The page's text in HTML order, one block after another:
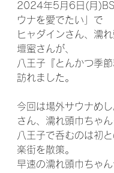
2024年5月6日(月
ウナを愛でたい」で
ヒャダインさん、濡れ
壇蜜さんが、
八王子『とんかつ季
訪れました。
今回は場外サウナめ
さん、濡れ頭巾ちゃん
八王子で呑むのは初
楽街を散策。
早速の濡れ頭巾ちゃ